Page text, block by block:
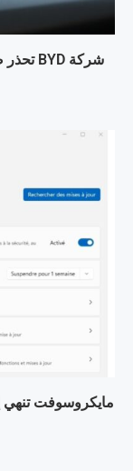
مايكروسوفت تنهي